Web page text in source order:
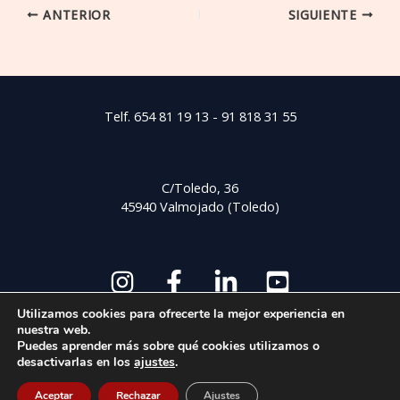
ANTERIOR SIGUIENTE
Telf. 654 81 19 13 - 91 818 31 55
C/Toledo, 36
45940 Valmojado (Toledo)
© Copyright 2026 Desarrollo web para empresas -
Legal- Política de Privacidad-Política de Cookies
Utilizamos cookies para ofrecerte la mejor experiencia en
nuestra web.
Puedes aprender más sobre qué cookies utilizamos o
desactivarlas en los ajustes.
Aceptar Rechazar Ajustes